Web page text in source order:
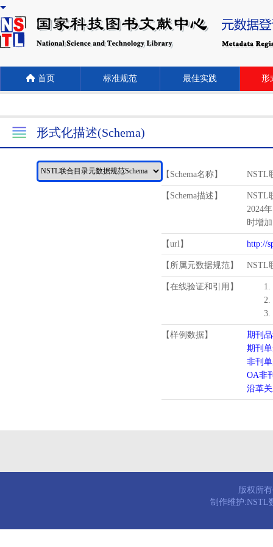
首页 标准规范 最佳实践 形
形式化描述(Schema)
【Schema名称】 NSTL
【Schema描述】
NSTL
2024
时增
【url】 http://
【所属元数据规范】 NSTL
【在线验证和引用】
1.
2.
3.
【样例数据】
期刊
期刊
非刊
OA非
沿革
版权所
制作维护:NSTL